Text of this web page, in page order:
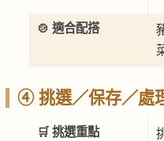
🍲 適合配搭
④ 挑選／保存／處
🛒 挑選重點